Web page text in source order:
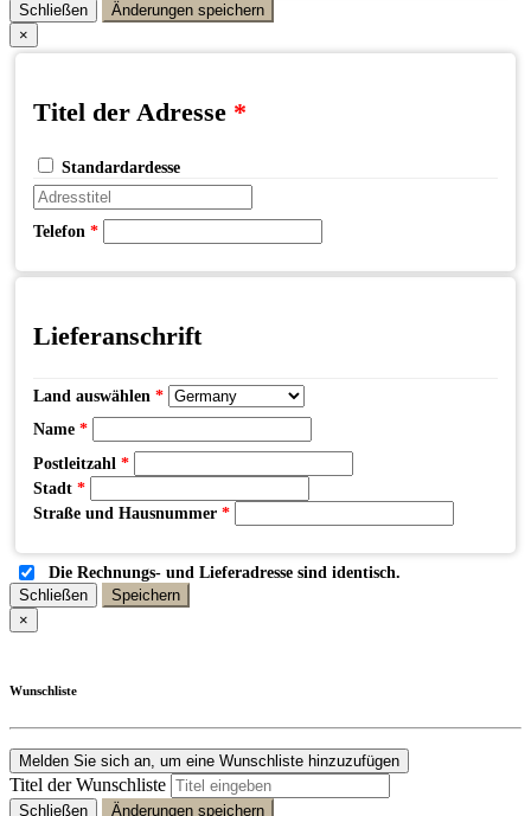
Schließen
Änderungen speichern
×
Titel der Adresse *
Standardardesse
Telefon *
Lieferanschrift
Land auswählen *
Name *
Postleitzahl *
Stadt *
Straße und Hausnummer *
Die Rechnungs- und Lieferadresse sind identisch.
Schließen
Speichern
×
Wunschliste
Melden Sie sich an, um eine Wunschliste hinzuzufügen
Titel der Wunschliste
Schließen Änderungen speichern